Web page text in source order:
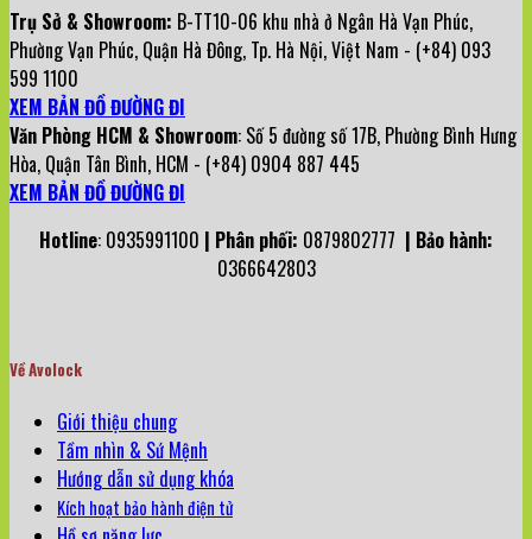
Trụ Sở & Showroom: B-TT10-06 khu nhà ở Ngân Hà Vạn Phúc,
Phường Vạn Phúc, Quận Hà Đông, Tp. Hà Nội, Việt Nam - (+84) 093
599 1100
XEM BẢN ĐỒ ĐƯỜNG ĐI
Văn Phòng HCM & Showroom: Số 5 đường số 17B, Phường Bình Hưng
Hòa, Quận Tân Bình, HCM - (+84) 0904 887 445
XEM BẢN ĐỒ ĐƯỜNG ĐI
Hotline: 0935991100 | Phân phối: 0879802777 | Bảo hành:
0366642803
Về Avolock
Giới thiệu chung
Tầm nhìn & Sứ Mệnh
Hướng dẫn sử dụng khóa
Kích hoạt bảo hành điện tử